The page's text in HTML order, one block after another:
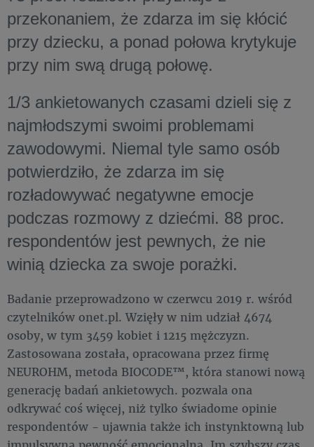
przekonaniem, że zdarza im się kłócić
przy dziecku, a ponad połowa krytykuje
przy nim swą drugą połowę.
1/3 ankietowanych czasami dzieli się z
najmłodszymi swoimi problemami
zawodowymi. Niemal tyle samo osób
potwierdziło, że zdarza im się
rozładowywać negatywne emocje
podczas rozmowy z dziećmi. 88 proc.
respondentów jest pewnych, że nie
winią dziecka za swoje porażki.
Badanie przeprowadzono w czerwcu 2019 r. wśród
czytelników onet.pl. Wzięły w nim udział 4674
osoby, w tym 3459 kobiet i 1215 mężczyzn.
Zastosowana została, opracowana przez firmę
NEUROHM, metoda BIOCODE™, która stanowi nową
generację badań ankietowych. pozwala ona
odkrywać coś więcej, niż tylko świadome opinie
respondentów - ujawnia także ich instynktowną lub